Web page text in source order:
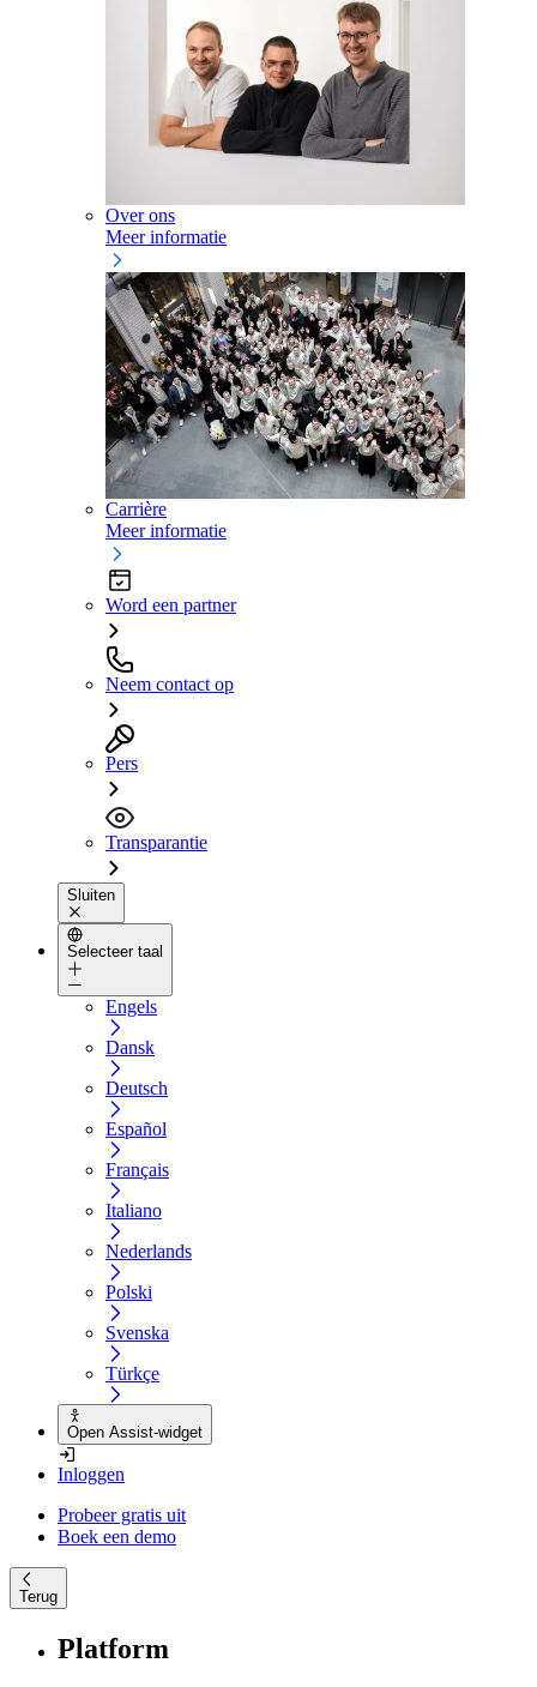
Over ons
Meer informatie
Carrière
Meer informatie
Word een partner
Neem contact op
Pers
Transparantie
Sluiten
Selecteer taal
Engels
Dansk
Deutsch
Español
Français
Italiano
Nederlands
Polski
Svenska
Türkçe
Open Assist-widget
Inloggen
Probeer gratis uit
Boek een demo
Terug
Platform